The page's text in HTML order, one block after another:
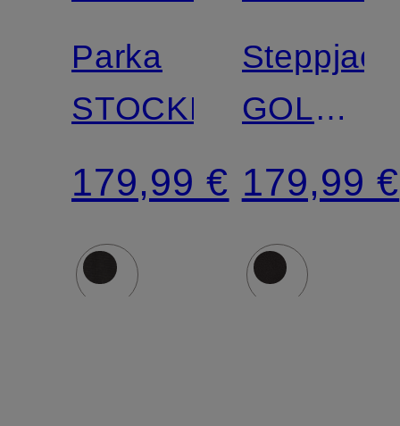
Parka
STOCKHOLM
179,99 €
SHORT
mit
179,99 €